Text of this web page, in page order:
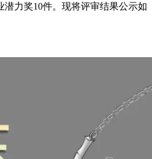
潜力奖10件。现将评审结果公示如